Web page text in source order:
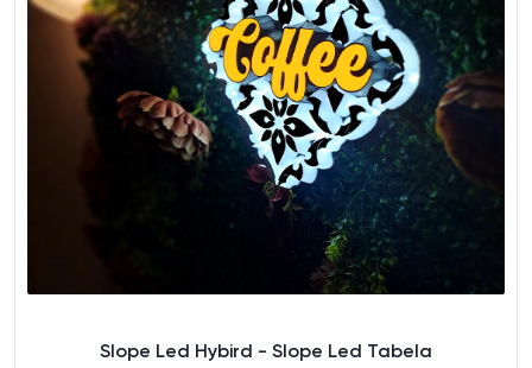
Slope Led Hybird - Slope Led Tabela